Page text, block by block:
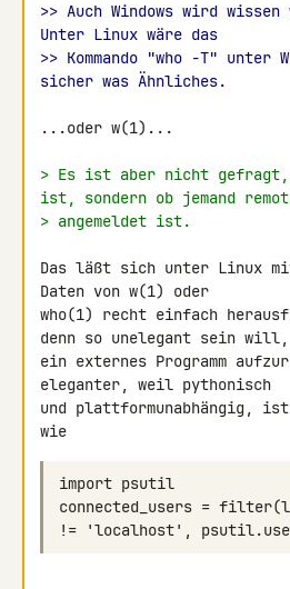
>> Auch Windows wird
Unter Linux wäre das
>> Kommando "who -T" unter
sicher was Ähnliches.
...oder w(1)...
> Es ist aber nicht gefragt,
ist, sondern ob jemand
> angemeldet ist.
Das läßt sich unter Linux mit
Daten von w(1) oder
who(1) recht einfach
denn so unelegant sein will,
ein externes Programm
eleganter, weil pythonisch
und plattformunabhängig,
connected_users =